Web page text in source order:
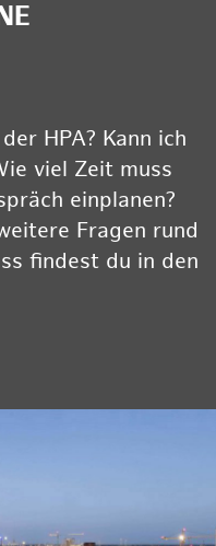
HPA? Kann ich
viel Zeit muss
einplanen?
Fragen rund
findest du in den